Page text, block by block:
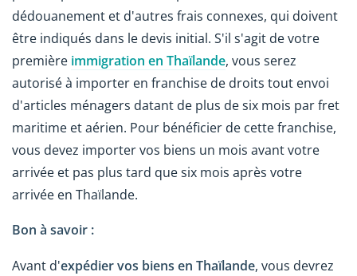
dédouanement et d'autres frais connexes, qui doivent
être indiqués dans le devis initial. S'il s'agit de votre
première immigration en Thaïlande, vous serez
autorisé à importer en franchise de droits tout envoi
d'articles ménagers datant de plus de six mois par fret
maritime et aérien. Pour bénéficier de cette franchise,
vous devez importer vos biens un mois avant votre
arrivée et pas plus tard que six mois après votre
arrivée en Thaïlande.
Bon à savoir :
Avant d'expédier vos biens en Thaïlande, vous devrez